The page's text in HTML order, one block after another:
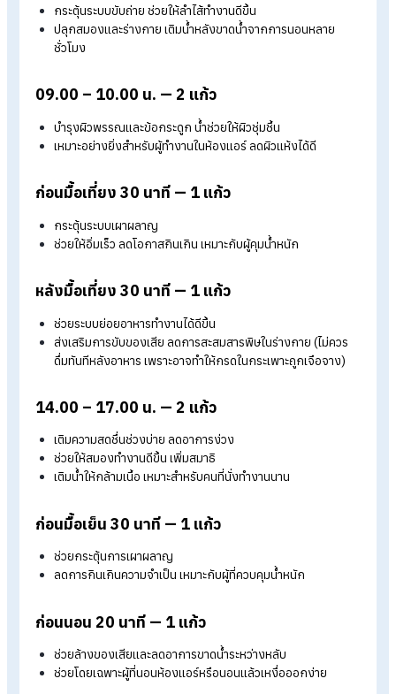
ปลุกสมองและร่างกาย เติมน้ำหลังขาดน้ำจากการนอนหลาย
ชั่วโมง
09.00 – 10.00 น. — 2 แก้ว
บำรุงผิวพรรณและข้อกระดูก น้ำช่วยให้ผิวชุ่มชื้น